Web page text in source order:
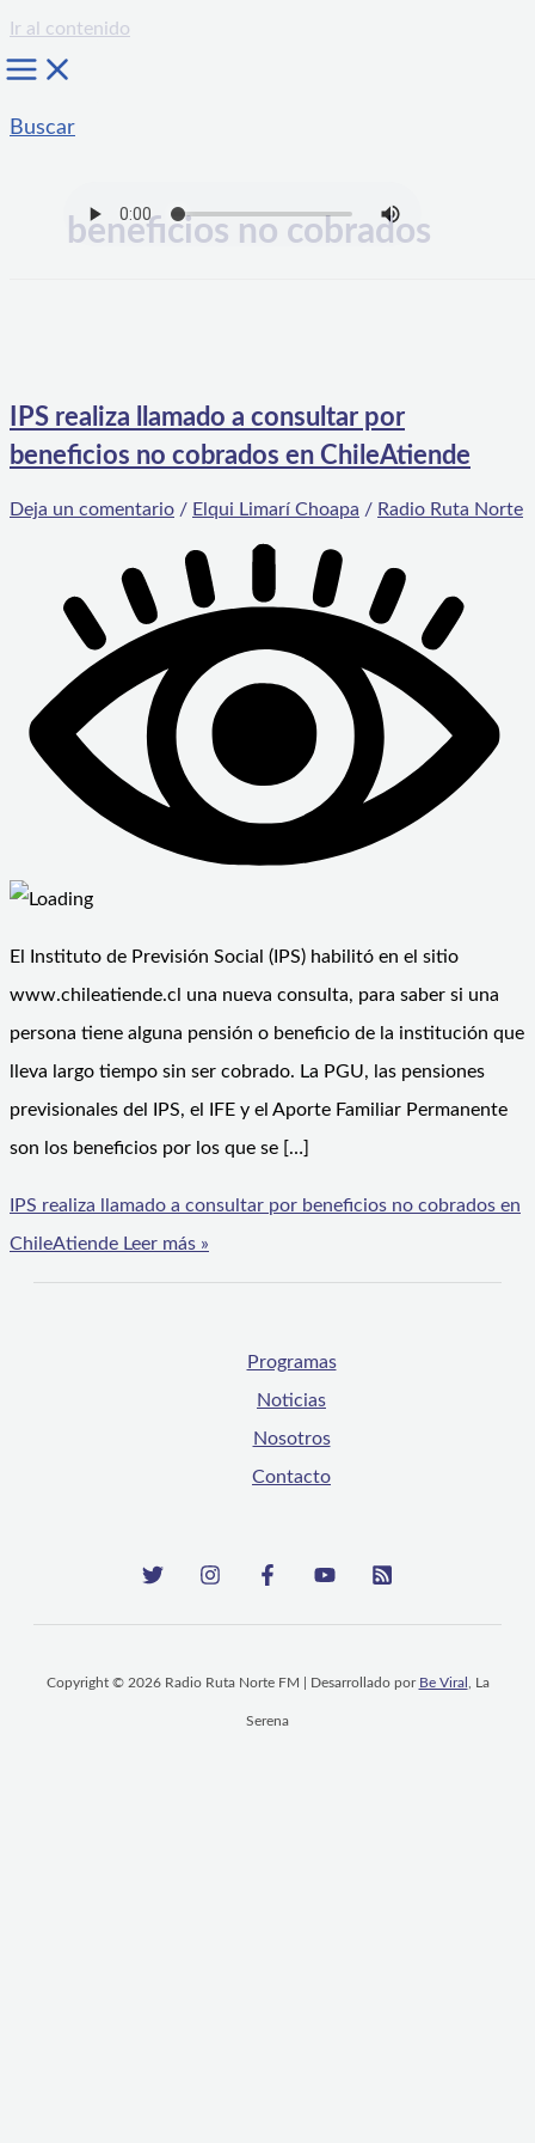
Ir al contenido
Buscar
beneficios no cobrados
IPS realiza llamado a consultar por
beneficios no cobrados en ChileAtiende
Deja un comentario / Elqui Limarí Choapa / Radio Ruta Norte
El Instituto de Previsión Social (IPS) habilitó en el sitio
www.chileatiende.cl una nueva consulta, para saber si una
persona tiene alguna pensión o beneficio de la institución que
lleva largo tiempo sin ser cobrado. La PGU, las pensiones
previsionales del IPS, el IFE y el Aporte Familiar Permanente
son los beneficios por los que se […]
IPS realiza llamado a consultar por beneficios no cobrados en
ChileAtiende Leer más »
Programas
Noticias
Nosotros
Contacto
Copyright © 2026 Radio Ruta Norte FM | Desarrollado por Be Viral , La
Serena